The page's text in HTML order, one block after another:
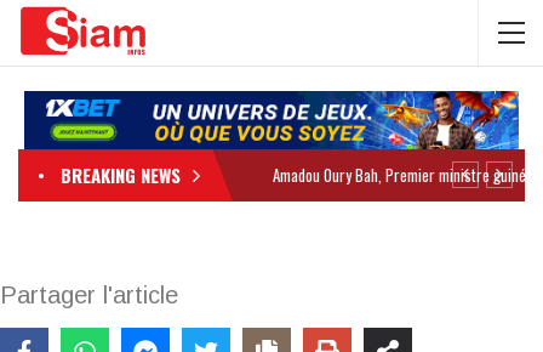
BREAKING NEWS
Partager l'article